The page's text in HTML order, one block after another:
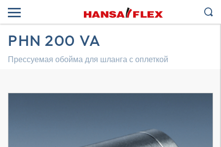
PHN 200 VA
Прессуемая обойма для шланга с оплеткой